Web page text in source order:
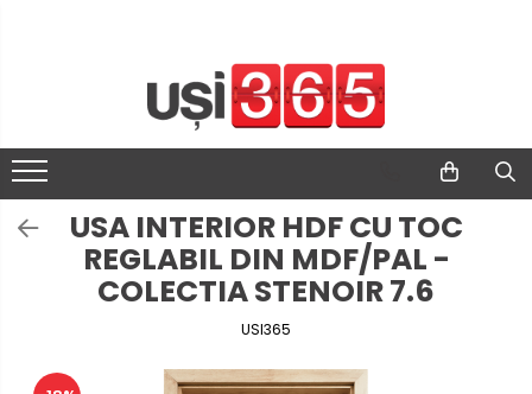
USA INTERIOR HDF CU TOC
REGLABIL DIN MDF/PAL -
COLECTIA STENOIR 7.6
USI365